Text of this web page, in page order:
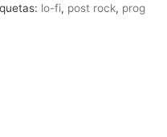
lo-fi, post rock, prog